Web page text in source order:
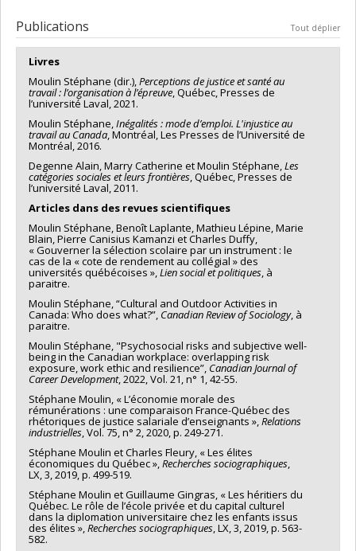
Bouchard),https://papyrus.bib.umontreal.ca/jspui/bitstream/1866/
LAMARRE
Michèle Rivard
Mark Daniel,Cara Tannenbaum,Éric Lacourse,Marie-France
Raynault,Jean-Pierre Bonin,Patrice Jalette,Stéphane Moulin
,Brahim Boudarbat
Bignami,Sylvana Côté ,Aline Drapeau,Katherine Frohlich
Solène Lardoux,Manuel Crespo,Jean-Michel Cousineau
Leroy Stone,Paul Bernard
Adamcyk,Jean Marc Brodeur,Francois Vaillancourt,
Jacqueline Oxman-Martinez,William Coffey,Dietlind Stolle
Alain Brunet,Sylvia Kairouz
Paradis, Alain Vanasse,Benoît Laplante, Éric Latimer,
Annette Majnemer,Frédéric Lesemann,Patrick Marier
Caron,Jorgen Hansen,
Sylvain Bourdon,Jacques Ledent,Damaris Rose
Benoit Dostie
Lucia Benaquisto , Michael R. Smith
Antonio
Ciampi,Mark Zoccolillo,Nancy Mayo,Nancy Annette Ross
Maida J. Sewitch,Giovani Burgos ,Hope Weiler,Marie Robert
,Pierre-Thomas Léger,Gilles Caporossi,William Bukowski
Michel Laroche,Petr Hanel,Mario Fortin,Daniel Parent
Michel Préville
Lynch, Lindsey John,Paul Makdissi,John Penrod ,Lucie Morin
,Martine Hébert,Guy Lacroix,Philip Merrigan,Marie-
Christine Saint-Jacques
Simon Langlois,Catherine Des Rivières-Pigeon,Guy Fréchet
Lucie Deblois,Jean-Yves Duclos,Gérard Duhaime,Bernard
Fortin,Louis-Paul Rivest,Bruce Shearer,Marius Thériault
Charles Bellemare
,Pierre Ouellette , Rebecca Fuhrer
Pampalon,Lise Renaud,Pierre Drouilly,Claude Dumas
Pierre Lefebvre,Benoît Levesque,Katherine Lippel,Nicolas
Marceau,André Marchand,Karen Messing
Christa Japel,Nathalie Bigras,Étienne Wasmer
Lecomte,Jean-Marie Boisvert,Jocelyne Giasson,Lise St-
Laurent,Marc Van Audenrode
Harrisson ,Mircea Vultur,Amélie Quesnel Vallée,Rober Platt
,Michel Boivin
Sources de financement :FRQSC/Fonds de recherche du
Québec - Société et culture (FQRSC)
de recherche
Publications Tout déplier
Livres
Moulin Stéphane (dir.),Perceptions de justice et santé au
travail : l’organisation à l’épreuve, Québec, Presses de
l’université Laval, 2021.
Moulin Stéphane,Inégalités : mode d’emploi. L'injustice au
travail au Canada, Montréal, Les Presses de l’Université de
Montréal, 2016.
Degenne Alain, Marry Catherine et Moulin Stéphane,Les
catégories sociales et leurs frontières, Québec, Presses de
l’université Laval, 2011.
Articles dans des revues scientifiques
Moulin Stéphane, Benoît Laplante, Mathieu Lépine, Marie
Blain, Pierre Canisius Kamanzi et Charles Duffy,
« Gouverner la sélection scolaire par un instrument : le
cas de la « cote de rendement au collégial » des
universités québécoises »,Lien social et politiques, à
paraitre.
Moulin Stéphane, “Cultural and Outdoor Activities in
Canada: Who does what?”, Canadian Review of Sociology, à
paraitre.
Moulin Stéphane, "Psychosocial risks and subjective well-
being in the Canadian workplace: overlapping risk
exposure, work ethic and resilience”, Canadian Journal of
Career Development, 2022, Vol. 21, n° 1, 42-55.
Stéphane Moulin, « L’économie morale des
rémunérations : une comparaison France-Québec des
rhétoriques de justice salariale d’enseignants »,Relations
industrielles, Vol. 75, n° 2, 2020, p. 249-271.
Stéphane Moulin et Charles Fleury, « Les élites
économiques du Québec »,Recherches sociographiques,
LX, 3, 2019, p. 499-519.
Stéphane Moulin et Guillaume Gingras, « Les héritiers du
Québec. Le rôle de l’école privée et du capital culturel
dans la diplomation universitaire chez les enfants issus
des élites »,Recherches sociographiques, LX, 3, 2019, p. 563-
582.